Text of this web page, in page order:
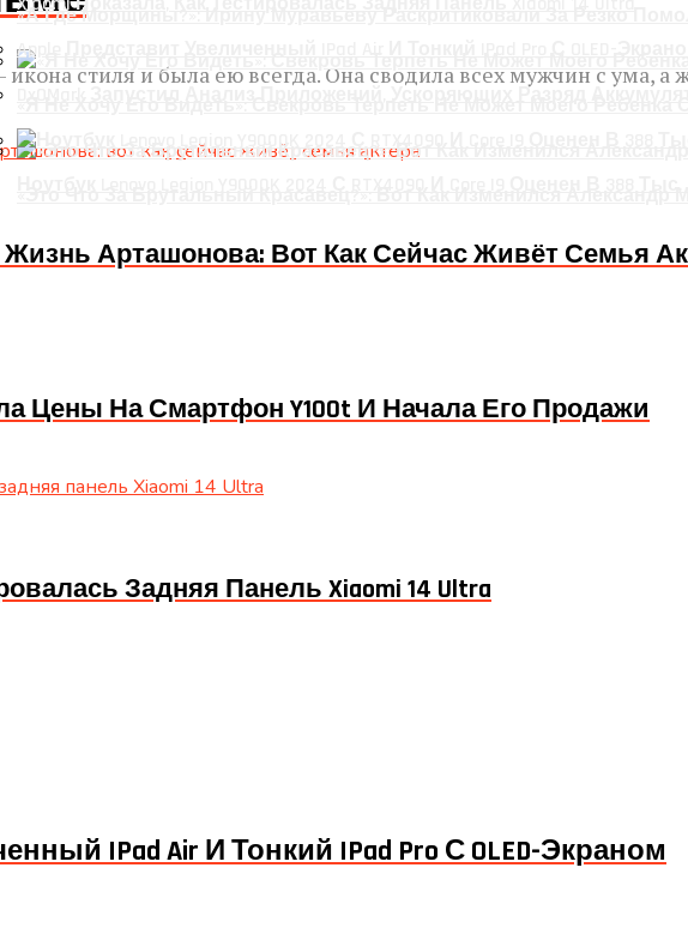
«А Где Морщины?»: Ирину Муравьеву Раскритиковали За Резко
Apple Представит Увеличенный IPad Air И Тонкий IPad Pro С OLED-
DxOMark Запустил Анализ Приложений, Ускоряющих Разряд
стиля и была ею всегда. Она сводила всех мужчин с ума,
Арташонова: Вот Как Сейчас Живёт Семья
Цены На Смартфон Y100t И Начала Его Продажи
Задняя Панель Xiaomi 14 Ultra
IPad Air И Тонкий IPad Pro С OLED-Экраном